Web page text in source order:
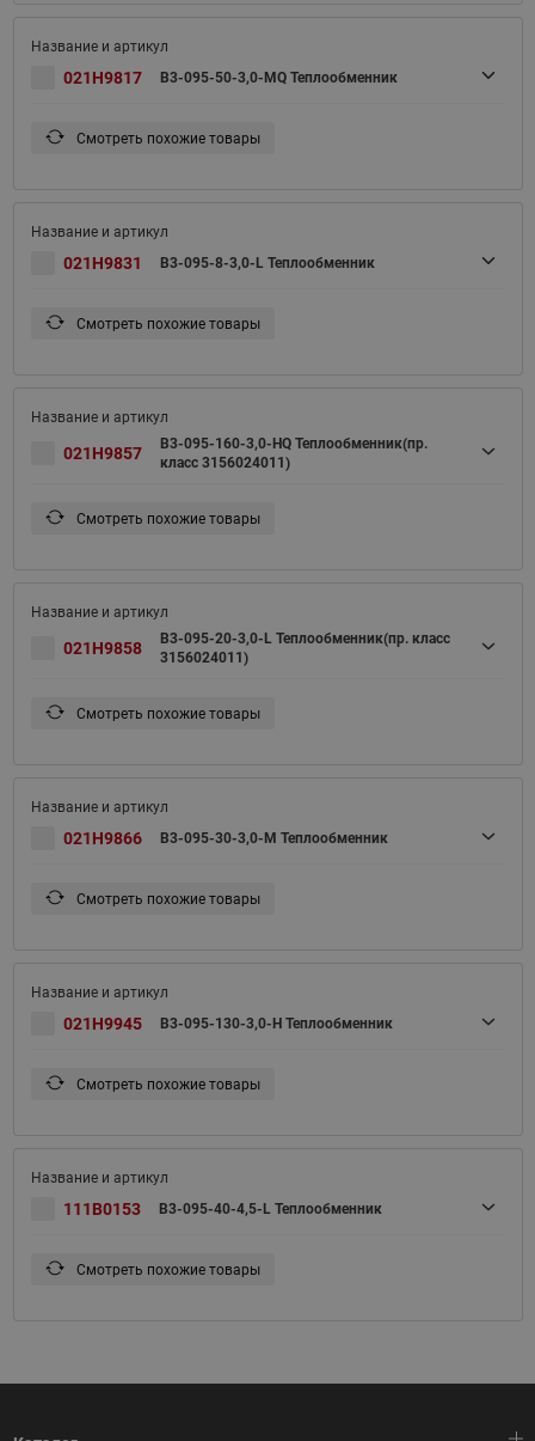
021H9817 B3-095-50-3,0-MQ Теплообменник
Смотреть похожие товары
021H9831 B3-095-8-3,0-L Теплообменник
Смотреть похожие товары
021H9857
B3-095-160-3,0-HQ Теплообменник(пр.
класс 3156024011)
Смотреть похожие товары
021H9858
B3-095-20-3,0-L Теплообменник(пр. класс
3156024011)
Смотреть похожие товары
021H9866 B3-095-30-3,0-M Теплообменник
Смотреть похожие товары
021H9945 B3-095-130-3,0-H Теплообменник
Смотреть похожие товары
111B0153 B3-095-40-4,5-L Теплообменник
Смотреть похожие товары